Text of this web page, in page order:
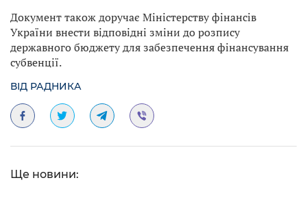
Документ також доручає Міністерству фінансів
України внести відповідні зміни до розпису
державного бюджету для забезпечення фінансування
субвенції.
ВІД РАДНИКА
Ще новини: